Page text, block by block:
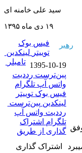
سید علی خامنه ای
۱۹ دی ماه ۱۳۹۵
رهبر
1395-10-19
فیس بوک
توییتر لینکدین
تامبلر
پین‌ترست ‫رددیت
واتس آپ تلگرام
اشتراک گذاری
فیس بوک توییتر
لینکدین ‫پین‌ترست
رددیت واتس آپ
تلگرام اشتراک
گذاری از طریق